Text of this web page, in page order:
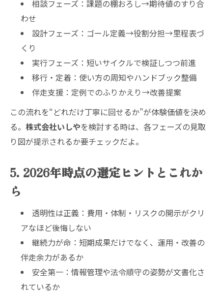
相談フェーズ：課題の棚おろし→期待値のすり合
わせ
設計フェーズ：ゴール定義→役割分担→里程表づ
くり
実行フェーズ：短いサイクルで検証しつつ前進
移行・定着：使い方の周知やハンドブック整備
伴走支援：定例でのふりかえり→改善提案
この流れを“どれだけ丁寧に回せるか”が体験価値を決め
る。 株式会社いしやを検討する時は、各フェーズの見取
り図が提示されるか要チェックだよ。
5. 2026年時点の選定ヒントとこれか
ら
透明性は正義：費用・体制・リスクの開示がクリ
アなほど後悔しない
継続力が命：短期成果だけでなく、運用・改善の
伴走余力があるか
安全第一：情報管理や法令順守の姿勢が文書化さ
れているか